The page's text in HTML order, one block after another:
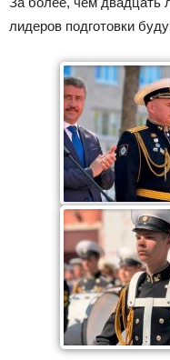
лидеров подготовки